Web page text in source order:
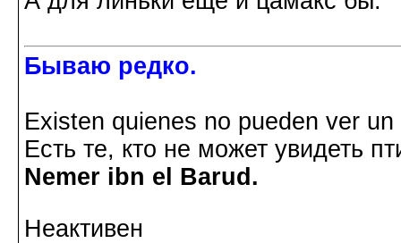
Бываю редко.
Existen quienes no pueden ver
Есть те, кто не может увидеть
Nemer ibn el Barud.
Неактивен